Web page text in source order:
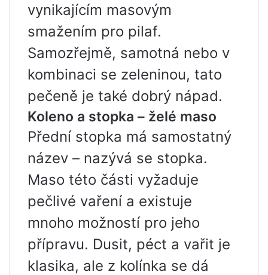
vynikajícím masovým
smažením pro pilaf.
Samozřejmě, samotná nebo v
kombinaci se zeleninou, tato
pečeně je také dobrý nápad.
Koleno a stopka – želé maso
Přední stopka má samostatný
název – nazývá se stopka.
Maso této části vyžaduje
pečlivé vaření a existuje
mnoho možností pro jeho
přípravu. Dusit, péct a vařit je
klasika, ale z kolínka se dá